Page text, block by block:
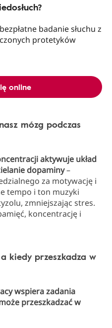
badanie słuchu z
protetyków
online
mózg podczas
aktywuje układ
dopaminy–
za motywację i
tempo i ton muzyki
zmniejszając stres.
koncentrację i
kiedy przeszkadza w
wspiera zadania
przeszkadzać w